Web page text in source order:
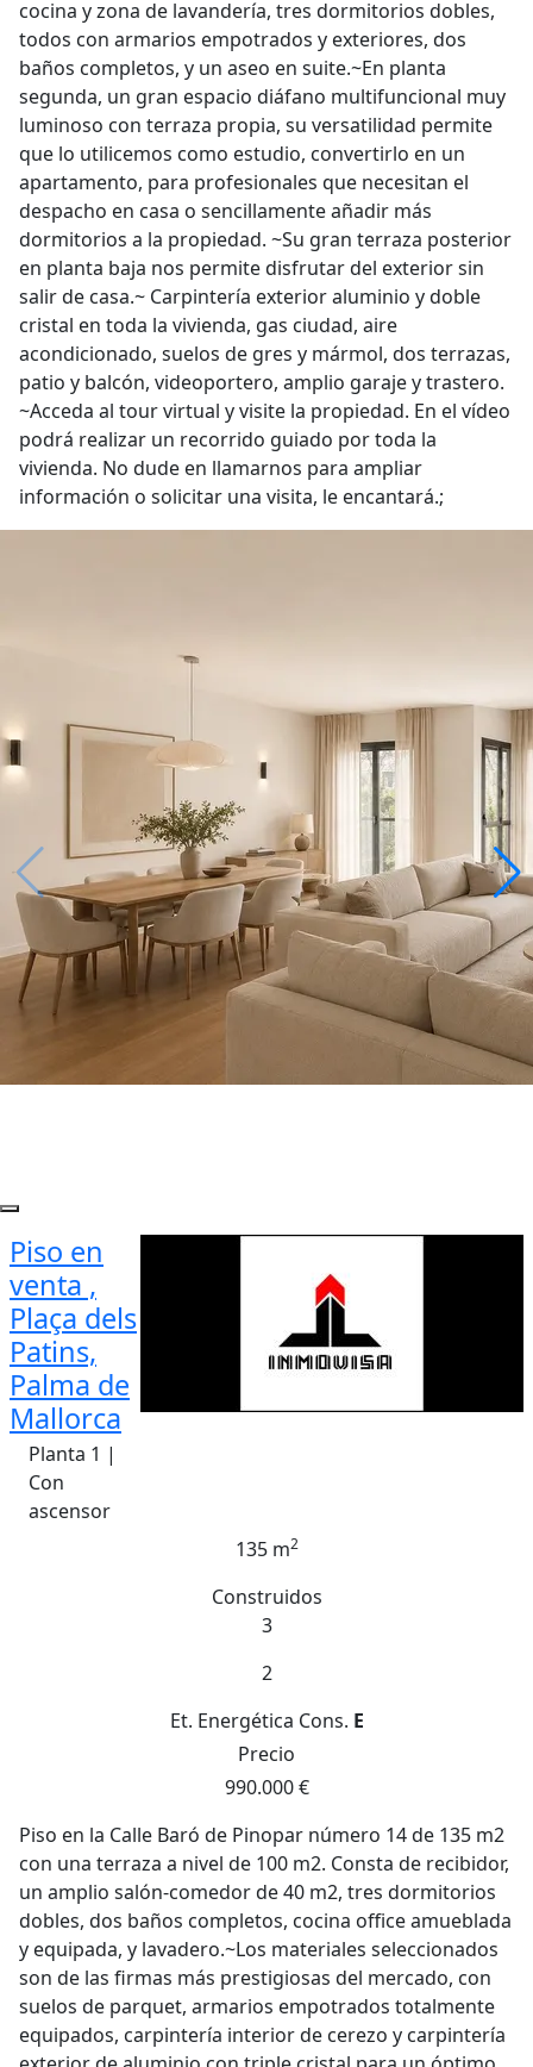
cocina y zona de lavandería, tres dormitorios dobles,
todos con armarios empotrados y exteriores, dos
baños completos, y un aseo en suite.~En planta
segunda, un gran espacio diáfano multifuncional muy
luminoso con terraza propia, su versatilidad permite
que lo utilicemos como estudio, convertirlo en un
apartamento, para profesionales que necesitan el
despacho en casa o sencillamente añadir más
dormitorios a la propiedad. ~Su gran terraza posterior
en planta baja nos permite disfrutar del exterior sin
salir de casa.~ Carpintería exterior aluminio y doble
cristal en toda la vivienda, gas ciudad, aire
acondicionado, suelos de gres y mármol, dos terrazas,
patio y balcón, videoportero, amplio garaje y trastero.
~Acceda al tour virtual y visite la propiedad. En el vídeo
podrá realizar un recorrido guiado por toda la
vivienda. No dude en llamarnos para ampliar
información o solicitar una visita, le encantará.;
Piso en
venta ,
Plaça dels
Patins,
Palma de
Mallorca
Planta 1 |
Con
ascensor
135 m2
Construidos
3
2
Et. Energética Cons. E
Precio
990.000 €
Piso en la Calle Baró de Pinopar número 14 de 135 m2
con una terraza a nivel de 100 m2. Consta de recibidor,
un amplio salón-comedor de 40 m2, tres dormitorios
dobles, dos baños completos, cocina office amueblada
y equipada, y lavadero.~Los materiales seleccionados
son de las firmas más prestigiosas del mercado, con
suelos de parquet, armarios empotrados totalmente
equipados, carpintería interior de cerezo y carpintería